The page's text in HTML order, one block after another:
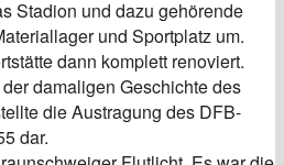
Stadion und dazu gehörende
und Sportplatz um.
dann komplett renoviert.
damaligen Geschichte des
die Austragung des DFB-
dar.